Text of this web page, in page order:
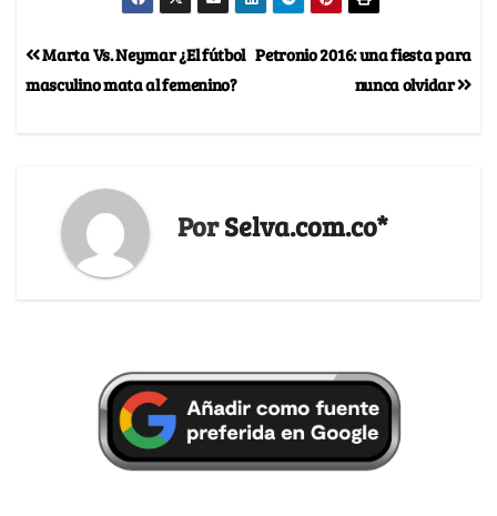
Petronio 2016: una fiesta para
nunca olvidar
Marta Vs. Neymar ¿El fútbol
masculino mata al femenino?
PorSelva.com.co*